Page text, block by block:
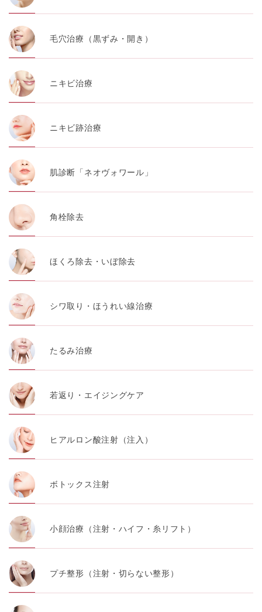
毛穴治療（黒ずみ・開き）
ニキビ治療
ニキビ跡治療
肌診断「ネオヴォワール」
角栓除去
ほくろ除去・いぼ除去
シワ取り・ほうれい線治療
たるみ治療
若返り・エイジングケア
ヒアルロン酸注射（注入）
ボトックス注射
小顔治療（注射・ハイフ・糸リフト）
プチ整形（注射・切らない整形）